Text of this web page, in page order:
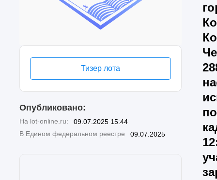
Тизер лота
Опубликовано:
На lot-online.ru:
09.07.2025 15:44
В Едином федеральном реестре
09.07.2025